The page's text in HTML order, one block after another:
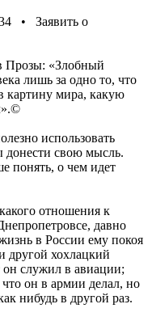
• Заявить о
Прозы: «Злобный
лишь за одно то, что
картину мира, какую
использовать
донести свою мысль.
понять, о чем идет
отношения к
давно
в России ему покоя
другой хохлацкий
служил в авиации;
он в армии делал, но
нибудь в другой раз.